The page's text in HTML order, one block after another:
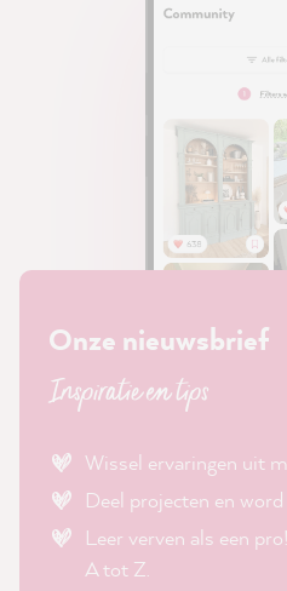
Onze nieuwsbrief
Inspiratie en tips
Wissel ervaringen uit
Deel projecten en
Leer verven als een
A tot Z.